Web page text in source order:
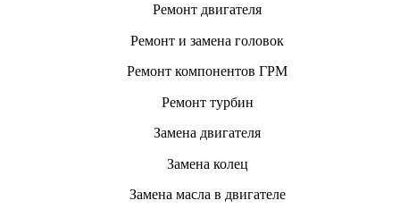
Ремонт двигателя
Ремонт и замена головок
Ремонт компонентов ГРМ
Ремонт турбин
Замена двигателя
Замена колец
Замена масла в двигателе